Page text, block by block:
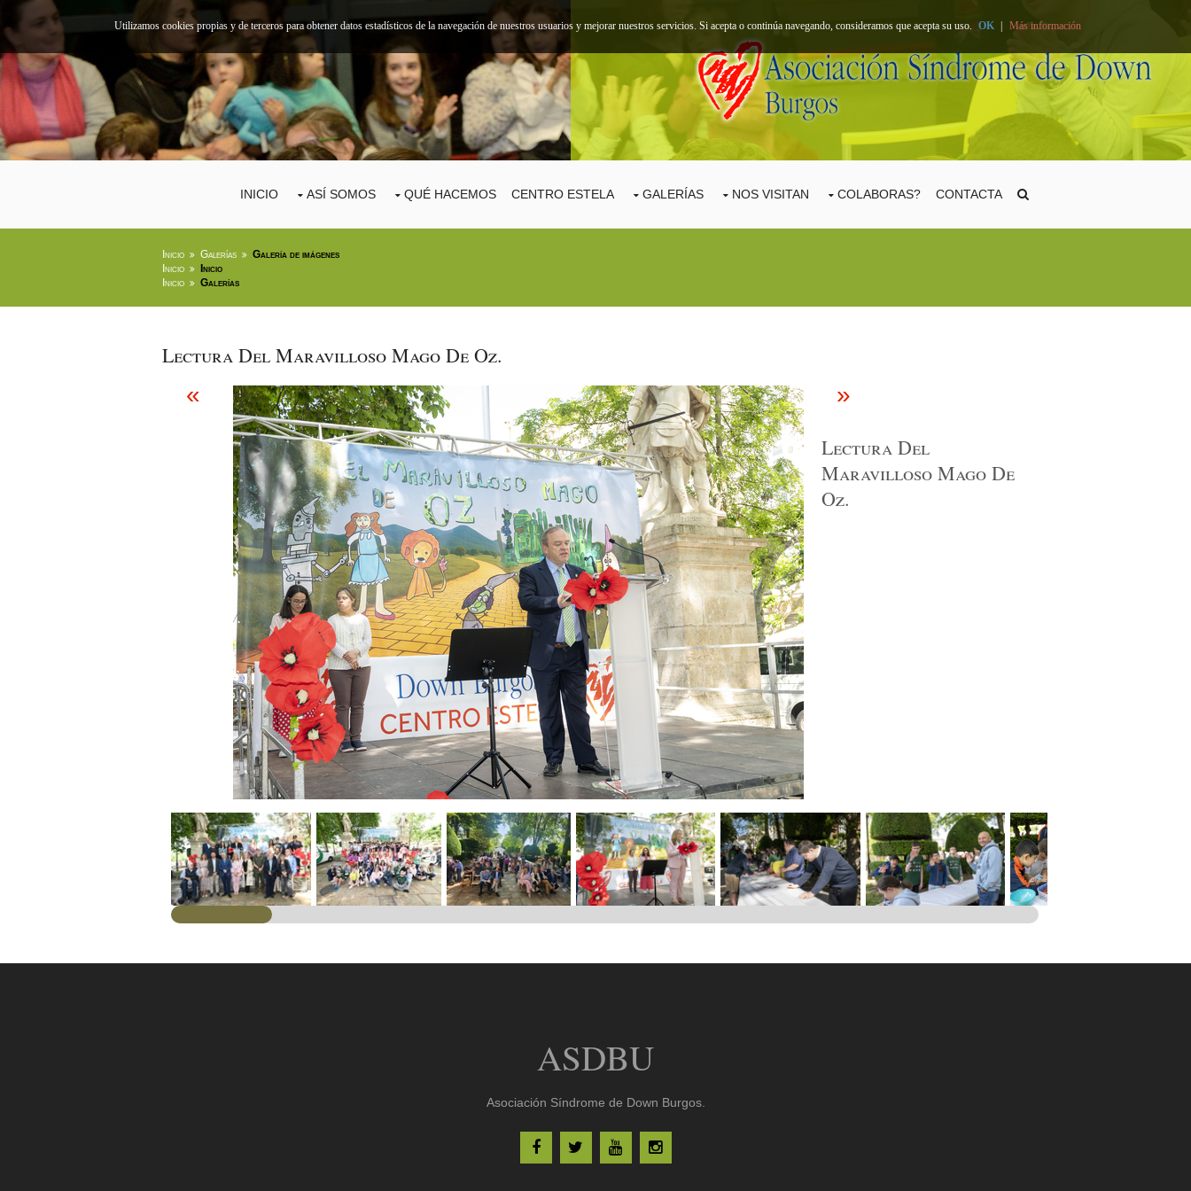
INICIO ASÍ SOMOS QUÉ HACEMOS CENTRO ESTELA GALERÍAS NOS VISITAN COLABORAS? CONTACTA
Inicio Galerías
Galería de imágenes
Inicio
Inicio
Inicio
Galerías
Lectura Del Maravilloso Mago De Oz.
« »
Lectura Del
Maravilloso Mago De
Oz.
ASDBU
Asociación Síndrome de Down Burgos.
Utilizamos cookies propias y de terceros para obtener datos estadísticos de la navegación de nuestros usuarios y mejorar nuestros servicios. Si acepta o continúa navegando, consideramos que acepta su uso. OK Más información